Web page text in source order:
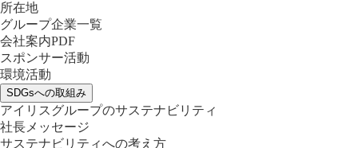
所在地
グループ企業一覧
会社案内PDF
スポンサー活動
環境活動
SDGsへの取組み
アイリスグループのサステナビリティ
社長メッセージ
サステナビリティへの考え方